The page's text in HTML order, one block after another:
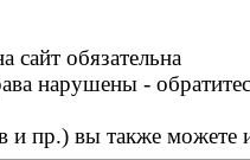
обязательна
нарушены -
и пр.) вы также можете